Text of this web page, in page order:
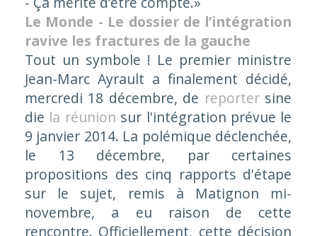
Le Monde - Le dossier de l’intégration
ravive les fractures de la gauche
Tout un symbole ! Le premier ministre
Jean-Marc Ayrault a finalement décidé,
mercredi 18 décembre, de reportersine
die la réunion sur l'intégration prévue le
9 janvier 2014. La polémique déclenchée,
le 13 décembre, par certaines
propositions des cinq rapports d'étape
sur le sujet, remis à Matignon mi-
novembre, a eu raison de cette
rencontre. Officiellement, cette décision